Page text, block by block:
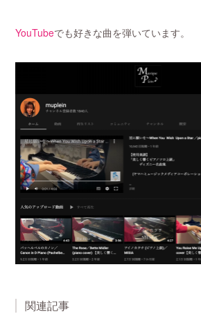
YouTubeでも好きな曲を弾いています。
関連記事